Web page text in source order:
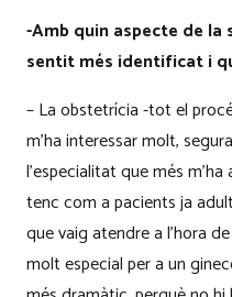
-Amb quin aspecte de la
sentit més identificat i
– La obstetrícia -tot el
m’ha interessar molt,
l’especialitat que més
tenc com a pacients ja
que vaig atendre a l’hora
molt especial per a un